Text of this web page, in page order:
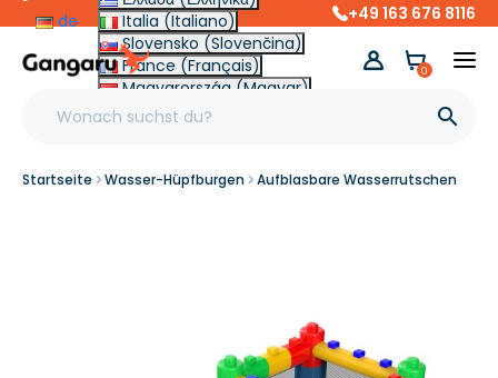
de
Italia (Italiano)
Slovensko (Slovenčina)
France (Français)
Magyarország (Magyar)
Other (English €)
+49 163 676 8116

0
Startseite Wasser-Hüpfburgen Aufblasbare Wasserrutschen